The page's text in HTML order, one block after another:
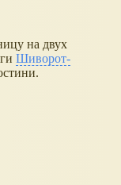
на двух
Шиворот-